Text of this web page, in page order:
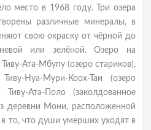
место в 1968 году. Три озера
различные минералы, в
свою окраску от чёрной до
или зелёной. Озеро на
Ата-Мбупу (озеро стариков),
Нуа-Мури-Коох-Таи (озеро
Ата-Поло (заколдованное
деревни Мони, расположенной
в то, что души умерших уходят в